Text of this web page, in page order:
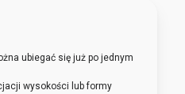
ubiegać się już po jednym
wysokości lub formy